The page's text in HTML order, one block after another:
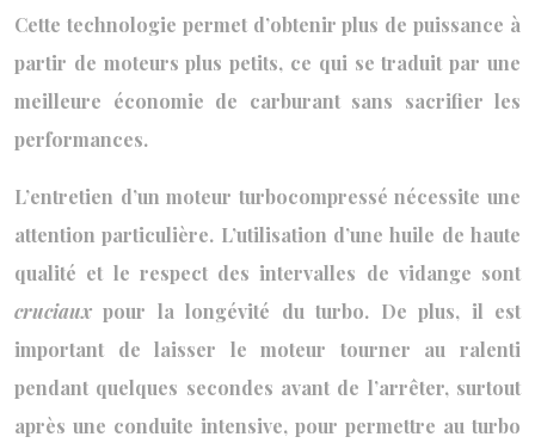
Cette technologie permet d’obtenir plus de puissance à
partir de moteurs plus petits, ce qui se traduit par une
meilleure économie de carburant sans sacrifier les
performances.
L’entretien d’un moteur turbocompressé nécessite une
attention particulière. L’utilisation d’une huile de haute
qualité et le respect des intervalles de vidange sont
cruciauxpour la longévité du turbo. De plus, il est
important de laisser le moteur tourner au ralenti
pendant quelques secondes avant de l’arrêter, surtout
après une conduite intensive, pour permettre au turbo